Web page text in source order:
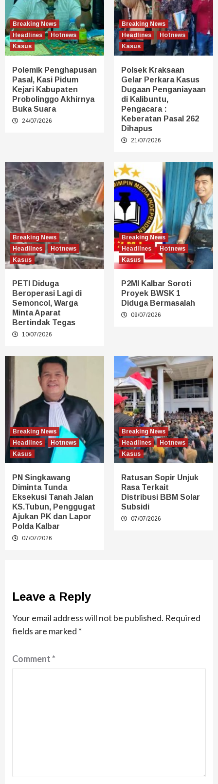
Breaking News
Headlines
Hotnews
Kasus
Polemik Penghapusan
Pasal, Kasi Pidum
Kejari Kabupaten
Probolinggo Akhirnya
Buka Suara
24/07/2026
Breaking News
Headlines
Hotnews
Kasus
Polsek Kraksaan
Gelar Perkara Kasus
Dugaan Penganiayaan
di Kalibuntu,
Pengacara :
Keberatan Pasal 262
Dihapus
21/07/2026
Breaking News
Headlines
Hotnews
Kasus
PETI Diduga
Beroperasi Lagi di
Semoncol, Warga
Minta Aparat
Bertindak Tegas
10/07/2026
Breaking News
Headlines
Hotnews
Kasus
P2MI Kalbar Soroti
Proyek BWSK 1
Diduga Bermasalah
09/07/2026
Breaking News
Headlines
Hotnews
Kasus
PN Singkawang
Diminta Tunda
Eksekusi Tanah Jalan
KS.Tubun, Penggugat
Ajukan PK dan Lapor
Polda Kalbar
07/07/2026
Breaking News
Headlines
Hotnews
Kasus
Ratusan Sopir Unjuk
Rasa Terkait
Distribusi BBM Solar
Subsidi
07/07/2026
Leave a Reply
Your email address will not be published. Required
fields are marked *
Comment*